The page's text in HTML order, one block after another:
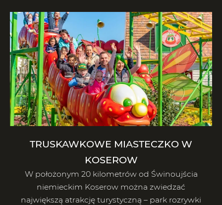
TRUSKAWKOWE MIASTECZKO W
KOSEROW
W położonym 20 kilometrów od Świnoujścia
niemieckim Koserow można zwiedzać
największą atrakcję turystyczną – park rozrywki